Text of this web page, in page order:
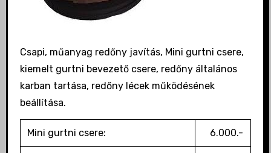
Csapi, műanyag redőny javítás, Mini gurtni csere,
kiemelt gurtni bevezető csere, redőny általános
karban tartása, redőny lécek működésének
beállítása.
Mini gurtni csere: 6.000.-